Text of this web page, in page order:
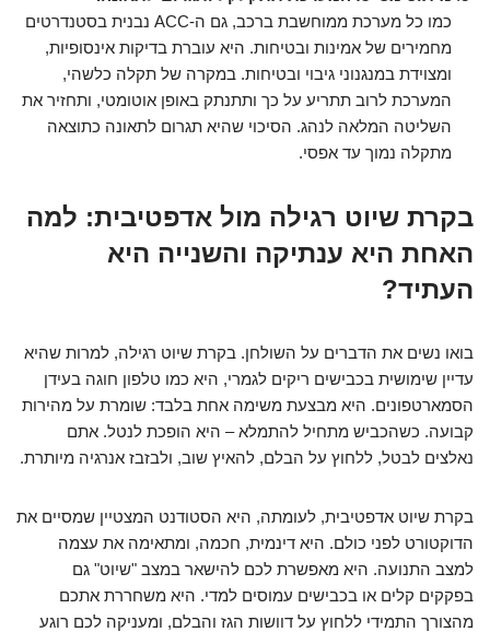
כמו כל מערכת ממוחשבת ברכב, גם ה-ACC נבנית בסטנדרטים
מחמירים של אמינות ובטיחות. היא עוברת בדיקות אינסופיות,
ומצוידת במנגנוני גיבוי ובטיחות. במקרה של תקלה כלשהי,
המערכת לרוב תתריע על כך ותתנתק באופן אוטומטי, ותחזיר את
השליטה המלאה לנהג. הסיכוי שהיא תגרום לתאונה כתוצאה
מתקלה נמוך עד אפסי.
בקרת שיוט רגילה מול אדפטיבית: למה
האחת היא ענתיקה והשנייה היא
העתיד?
בואו נשים את הדברים על השולחן. בקרת שיוט רגילה, למרות שהיא
עדיין שימושית בכבישים ריקים לגמרי, היא כמו טלפון חוגה בעידן
הסמארטפונים. היא מבצעת משימה אחת בלבד: שומרת על מהירות
קבועה. כשהכביש מתחיל להתמלא – היא הופכת לנטל. אתם
נאלצים לבטל, ללחוץ על הבלם, להאיץ שוב, ולבזבז אנרגיה מיותרת.
בקרת שיוט אדפטיבית, לעומתה, היא הסטודנט המצטיין שמסיים את
הדוקטורט לפני כולם. היא דינמית, חכמה, ומתאימה את עצמה
למצב התנועה. היא מאפשרת לכם להישאר במצב "שיוט" גם
בפקקים קלים או בכבישים עמוסים למדי. היא משחררת אתכם
מהצורך התמידי ללחוץ על דוושות הגז והבלם, ומעניקה לכם רוגע